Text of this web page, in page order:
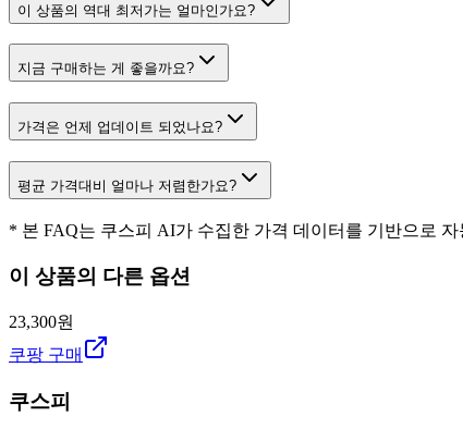
이 상품의 역대 최저가는 얼마인가요?
지금 구매하는 게 좋을까요?
가격은 언제 업데이트 되었나요?
평균 가격대비 얼마나 저렴한가요?
* 본 FAQ는 쿠스피 AI가 수집한 가격 데이터를 기반으로
이 상품의 다른 옵션
23,300원
쿠팡 구매
쿠스피